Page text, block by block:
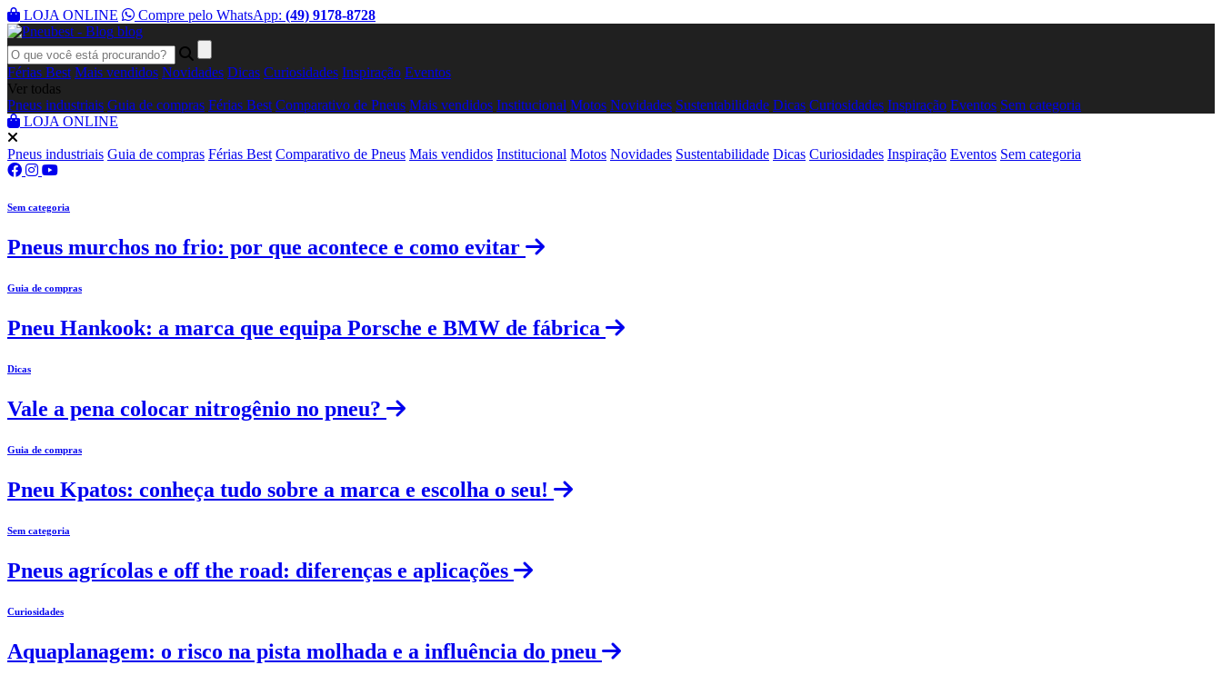
LOJA ONLINE Compre pelo WhatsApp: (49) 9178-8728
blog
Férias Best Mais vendidos Novidades Dicas Curiosidades Inspiração Eventos
Ver todas
Pneus industriais Guia de compras Férias Best Comparativo de Pneus Mais vendidos Institucional Motos Novidades Sustentabilidade Dicas Curiosidades Inspiração Eventos Sem categoria
LOJA ONLINE
Pneus industriais Guia de compras Férias Best Comparativo de Pneus Mais vendidos Institucional Motos Novidades Sustentabilidade Dicas Curiosidades Inspiração Eventos Sem categoria
Sem categoria
Pneus murchos no frio: por que acontece e como evitar
Guia de compras
Pneu Hankook: a marca que equipa Porsche e BMW de fábrica
Dicas
Vale a pena colocar nitrogênio no pneu?
Guia de compras
Pneu Kpatos: conheça tudo sobre a marca e escolha o seu!
Sem categoria
Pneus agrícolas e off the road: diferenças e aplicações
Curiosidades
Aquaplanagem: o risco na pista molhada e a influência do pneu